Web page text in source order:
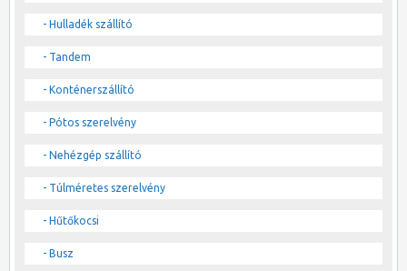
- Hulladék szállító
- Tandem
- Konténerszállító
- Pótos szerelvény
- Nehézgép szállító
- Túlméretes szerelvény
- Hűtőkocsi
- Busz